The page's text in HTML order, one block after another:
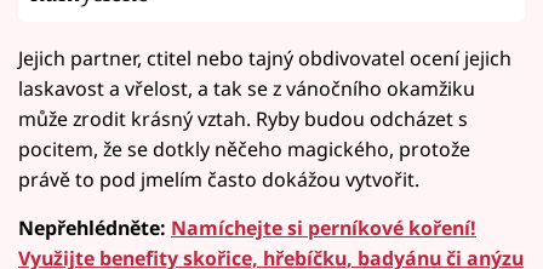
Jejich partner, ctitel nebo tajný obdivovatel ocení jejich
laskavost a vřelost, a tak se z vánočního okamžiku
může zrodit krásný vztah. Ryby budou odcházet s
pocitem, že se dotkly něčeho magického, protože
právě to pod jmelím často dokážou vytvořit.
Nepřehlédněte: Namíchejte si perníkové koření!
Využijte benefity skořice, hřebíčku, badyánu či anýzu